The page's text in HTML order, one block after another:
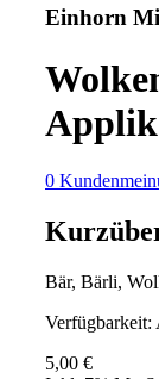
Einhorn
0
Bär, Bärli,
Verfügbarkeit:
5,00 €